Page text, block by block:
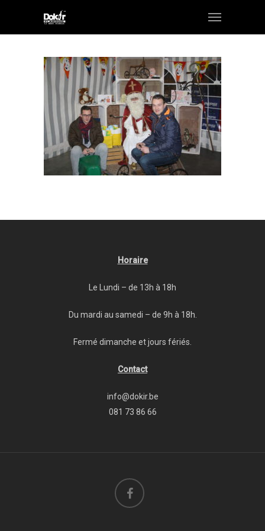
Horaire
Le Lundi – de 13h à 18h
Du mardi au samedi – de 9h à 18h.
Fermé dimanche et jours fériés.
Contact
info@dokir.be
081 73 86 66